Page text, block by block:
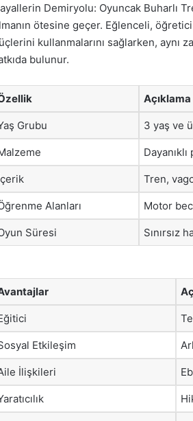
Demiryolu: Oyuncak Buharlı
ötesine geçer. Eğlenceli,
kullanmalarını sağlarken, aynı
bulunur.
Açıklama
Grubu 3 yaş ve
Tren,
Alanları Motor
Süresi Sınırsız
Etkileşim
İlişkileri